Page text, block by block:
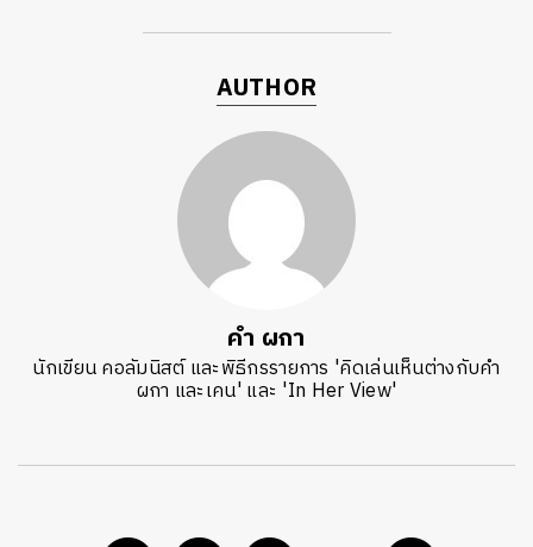
AUTHOR
คำ ผกา
นักเขียน คอลัมนิสต์ และพิธีกรรายการ 'คิดเล่นเห็นต่างกับคำ
ผกา และเคน' และ 'In Her View'